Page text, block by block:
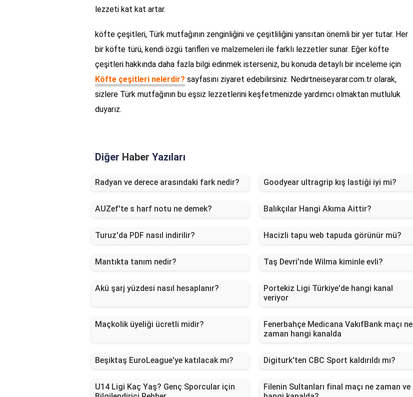
lezzeti kat kat artar.
köfte çeşitleri, Türk mutfağının zenginliğini ve çeşitliliğini yansıtan önemli bir yer tutar. Her
bir köfte türü, kendi özgü tarifleri ve malzemeleri ile farklı lezzetler sunar. Eğer köfte
çeşitleri hakkında daha fazla bilgi edinmek isterseniz, bu konuda detaylı bir inceleme için
Köfte çeşitleri nelerdir? sayfasını ziyaret edebilirsiniz. Nedirtneiseyarar.com.tr olarak,
sizlere Türk mutfağının bu eşsiz lezzetlerini keşfetmenizde yardımcı olmaktan mutluluk
duyarız.
Diğer Haber Yazıları
Radyan ve derece arasındaki fark nedir? Goodyear ultragrip kış lastiği iyi mi?
AUZef'te s harf notu ne demek? Balıkçılar Hangi Akıma Aittir?
Turuz'da PDF nasıl indirilir? Hacizli tapu web tapuda görünür mü?
Mantıkta tanım nedir? Taş Devri'nde Wilma kiminle evli?
Akü şarj yüzdesi nasıl hesaplanır?
Portekiz Ligi Türkiye'de hangi kanal
veriyor
Maçkolik üyeliği ücretli midir?
Fenerbahçe Medicana VakıfBank maçı ne
zaman hangi kanalda
Beşiktaş EuroLeague'ye katılacak mı? Digiturk'ten CBC Sport kaldırıldı mı?
U14 Ligi Kaç Yaş? Genç Sporcular için
Filenin Sultanları final maçı ne zaman ve